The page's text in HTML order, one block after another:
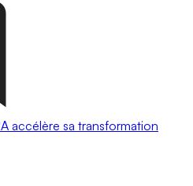
accélère sa transformation